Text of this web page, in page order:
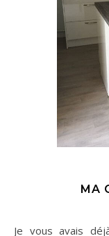
MA
Je vous avais déjà raconté que c’était le parcours du